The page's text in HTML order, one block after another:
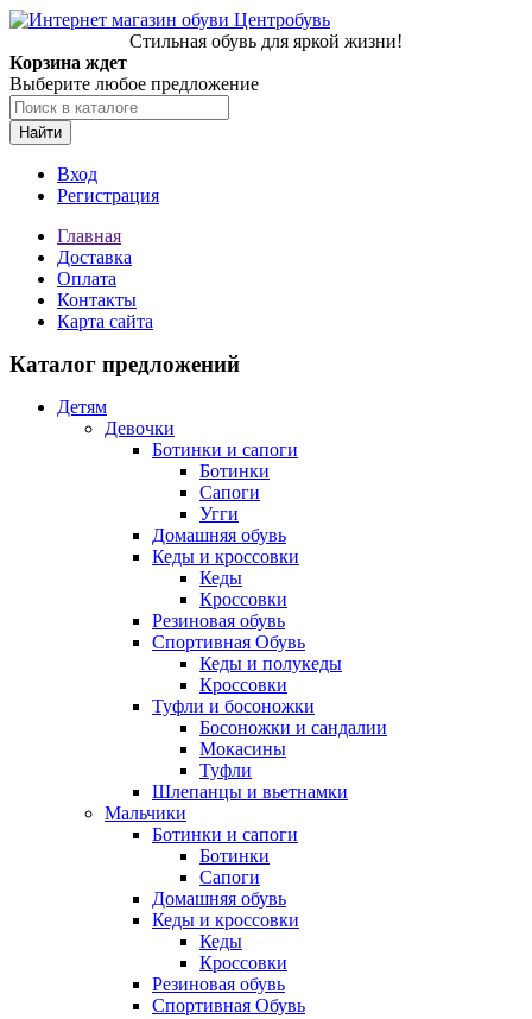
Стильная обувь для яркой жизни!
Корзина ждет
Выберите любое предложение
Найти
Вход
Регистрация
Главная
Доставка
Оплата
Контакты
Карта сайта
Каталог предложений
Детям
Девочки
Ботинки и сапоги
Ботинки
Сапоги
Угги
Домашняя обувь
Кеды и кроссовки
Кеды
Кроссовки
Резиновая обувь
Спортивная Обувь
Кеды и полукеды
Кроссовки
Туфли и босоножки
Босоножки и сандалии
Мокасины
Туфли
Шлепанцы и вьетнамки
Мальчики
Ботинки и сапоги
Ботинки
Сапоги
Домашняя обувь
Кеды и кроссовки
Кеды
Кроссовки
Резиновая обувь
Спортивная Обувь